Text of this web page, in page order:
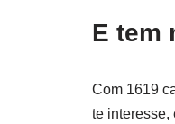
E tem
Com 1619
te interesse,